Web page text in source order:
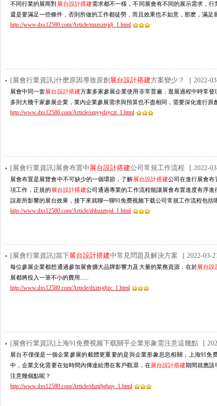
不同行業的展商對展台設計搭建需求都不一樣，不同展會有不同的展示需求，行
還是要滿足一些條件，否則所做的工作都徒勞，而且效果也不如意，那麽，滿足
http://www.dxs12580.com/Article/mzzsztsjdj_1.html
[展會行業資訊]什麽原因導致原創 展台設計搭建方案變少？ [ 2022-
展會中同一套展台設計搭建方案多家參展企業使用非常普遍，逛展過程中時常發
多則大幾千家參展企業，業內企業參展需求與預算也不盡相同，需要深化進行原
http://www.dxs12580.com/Article/smyydzyczt_1.html
[展會行業資訊]展會布置中 展台設計搭建公司常規工作流程 [ 2022-
展會布置是展覽會中不可缺少的一個環節，了解展台設計搭建公司在進行展會布
項工作，正規的 展台設計搭建公司通過專業的工作流程能讓展會布置進度有序進行
誤差所影響的展台效果，接下來就聊一聊91免费视频下载公司常規工作流程包括
http://www.dxs12580.com/Article/zhbzzztsjd_1.html
[展會行業資訊]當下展台設計搭建中常見問題及解決方案 [ 2022-03-
每位參展企業都想通過參加展會擴大品牌影響力及大量的業務資源，在於展台設
展都將投入一筆不小的費用......
http://www.dxs12580.com/Article/dxztsjdjzc_1.html
[展會行業資訊]上海91免费视频下载關乎企業形象需注意這幾點 [
展台不僅僅是一個企業參展的載體更重要的是與企業形象息息相關，上海91免
中，企業文化需要在短時間內傳達給潛在客戶觀眾，在展台設計搭建期間就應該
注意幾個點呢？
http://www.dxs12580.com/Article/shztdjghqy_1.html